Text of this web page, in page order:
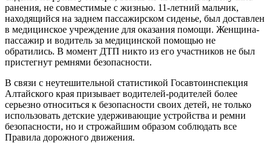
ранения, не совместимые с жизнью. 11-летний мальчик,
находящийся на заднем пассажирском сиденье, был доставлен
в медицинское учреждение для оказания помощи. Женщина-
пассажир и водитель за медицинской помощью не
обратились. В момент ДТП никто из его участников не был
пристегнут ремнями безопасности.
В связи с неутешительной статистикой Госавтоинспекция
Алтайского края призывает водителей-родителей более
серьезно относиться к безопасности своих детей, не только
использовать детские удерживающие устройства и ремни
безопасности, но и строжайшим образом соблюдать все
Правила дорожного движения.